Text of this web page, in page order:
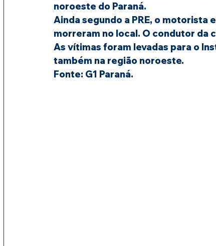
noroeste do Paraná.
Ainda segundo a PRE, o motorista
morreram no local. O condutor da
As vítimas foram levadas para o
também na região noroeste.
Fonte: G1 Paraná.